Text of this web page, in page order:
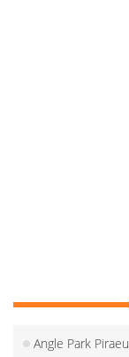
Angle Park